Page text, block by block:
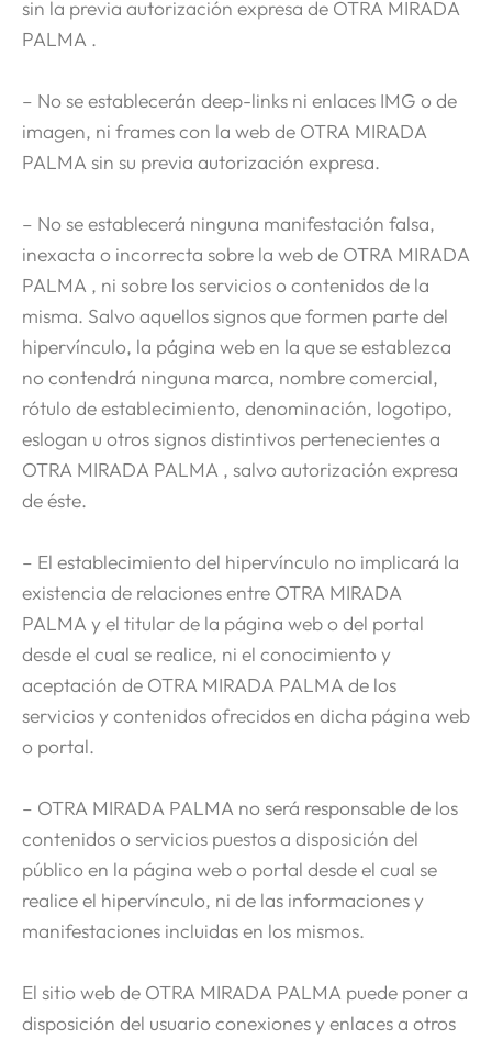
sin la previa autorización expresa de OTRA MIRADA
PALMA .
– No se establecerán deep-links ni enlaces IMG o de
imagen, ni frames con la web de OTRA MIRADA
PALMA sin su previa autorización expresa.
– No se establecerá ninguna manifestación falsa,
inexacta o incorrecta sobre la web de OTRA MIRADA
PALMA , ni sobre los servicios o contenidos de la
misma. Salvo aquellos signos que formen parte del
hipervínculo, la página web en la que se establezca
no contendrá ninguna marca, nombre comercial,
rótulo de establecimiento, denominación, logotipo,
eslogan u otros signos distintivos pertenecientes a
OTRA MIRADA PALMA , salvo autorización expresa
de éste.
– El establecimiento del hipervínculo no implicará la
existencia de relaciones entre OTRA MIRADA
PALMA y el titular de la página web o del portal
desde el cual se realice, ni el conocimiento y
aceptación de OTRA MIRADA PALMA de los
servicios y contenidos ofrecidos en dicha página web
o portal.
– OTRA MIRADA PALMA no será responsable de los
contenidos o servicios puestos a disposición del
público en la página web o portal desde el cual se
realice el hipervínculo, ni de las informaciones y
manifestaciones incluidas en los mismos.
El sitio web de OTRA MIRADA PALMA puede poner a
disposición del usuario conexiones y enlaces a otros